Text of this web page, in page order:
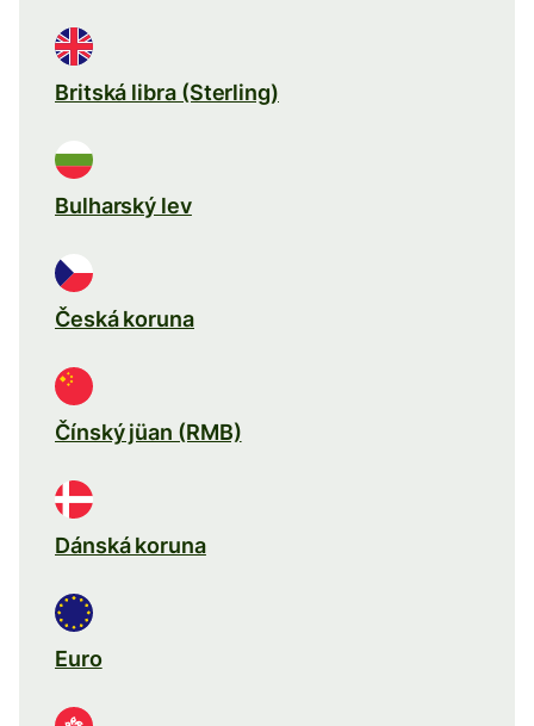
Britská libra (Sterling)
Bulharský lev
Česká koruna
Čínský jüan (RMB)
Dánská koruna
Euro